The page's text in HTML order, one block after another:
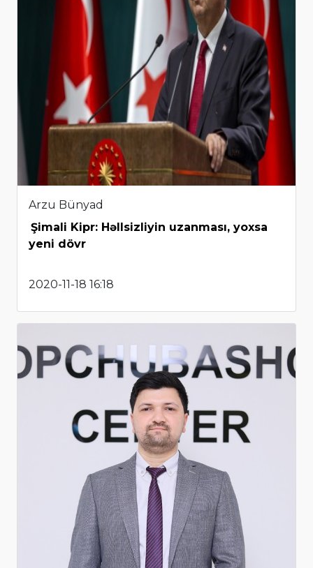
Arzu Bünyad
Şimali Kipr: Həllsizliyin uzanması, yoxsa
yeni dövr
2020-11-18 16:18